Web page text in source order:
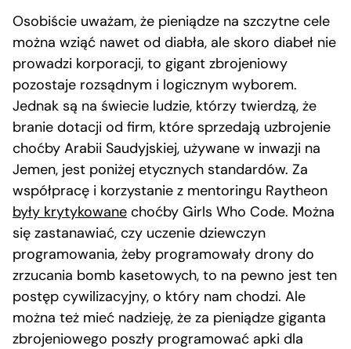
Osobiście uważam, że pieniądze na szczytne cele
można wziąć nawet od diabła, ale skoro diabeł nie
prowadzi korporacji, to gigant zbrojeniowy
pozostaje rozsądnym i logicznym wyborem.
Jednak są na świecie ludzie, którzy twierdzą, że
branie dotacji od firm, które sprzedają uzbrojenie
choćby Arabii Saudyjskiej, używane w inwazji na
Jemen, jest poniżej etycznych standardów. Za
współpracę i korzystanie z mentoringu Raytheon
były krytykowane choćby Girls Who Code. Można
się zastanawiać, czy uczenie dziewczyn
programowania, żeby programowały drony do
zrzucania bomb kasetowych, to na pewno jest ten
postęp cywilizacyjny, o który nam chodzi. Ale
można też mieć nadzieję, że za pieniądze giganta
zbrojeniowego poszły programować apki dla